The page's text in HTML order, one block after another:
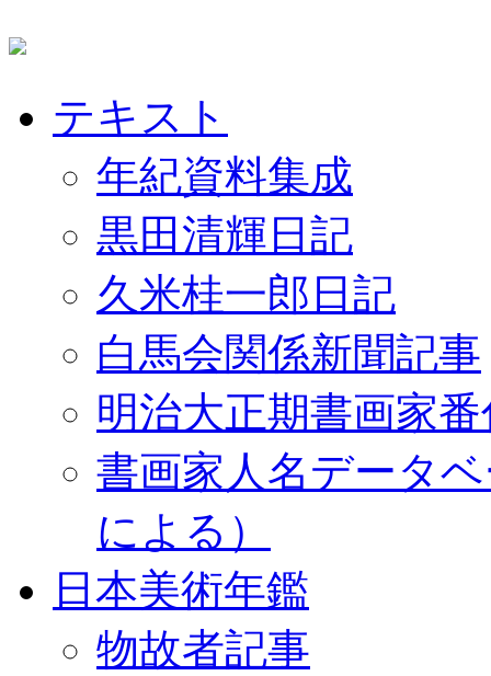
テキスト
年紀資料集成
黒田清輝日記
久米桂一郎日記
白馬会関係新聞記事
明治大正期書画家
書画家人名データ
による）
日本美術年鑑
物故者記事